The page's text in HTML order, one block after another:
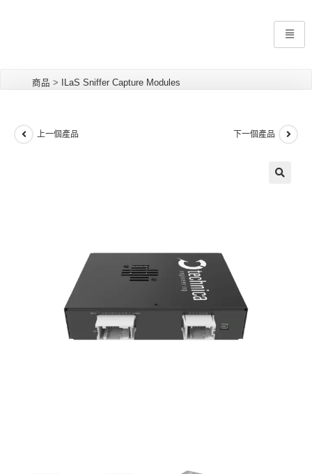
商品 > ILaS Sniffer Capture Modules
上一個產品 下一個產品